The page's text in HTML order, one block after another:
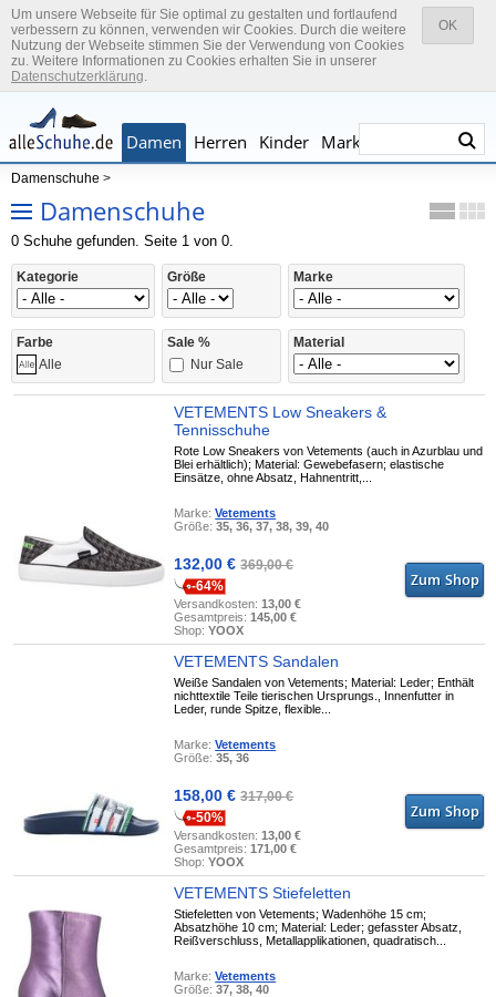
OK
Um unsere Webseite für Sie optimal zu gestalten und fortlaufend
verbessern zu können, verwenden wir Cookies. Durch die weitere
Nutzung der Webseite stimmen Sie der Verwendung von Cookies
zu. Weitere Informationen zu Cookies erhalten Sie in unserer
Datenschutzerklärung.
Damen Herren Kinder Marken
Damenschuhe >
Damenschuhe
0 Schuhe gefunden. Seite 1 von 0.
Kategorie Größe Marke
Farbe
Alle
Sale %
Nur Sale
Material
VETEMENTS Low Sneakers &
Tennisschuhe
Rote Low Sneakers von Vetements (auch in Azurblau und
Blei erhältlich); Material: Gewebefasern; elastische
Einsätze, ohne Absatz, Hahnentritt,...
Marke:Vetements
Größe:35, 36, 37, 38, 39, 40
132,00 €369,00 €
-64%
Versandkosten:13,00 €
Gesamtpreis:145,00 €
Shop:YOOX
VETEMENTS Sandalen
Weiße Sandalen von Vetements; Material: Leder; Enthält
nichttextile Teile tierischen Ursprungs., Innenfutter in
Leder, runde Spitze, flexible...
Marke:Vetements
Größe:35, 36
158,00 €317,00 €
-50%
Versandkosten:13,00 €
Gesamtpreis:171,00 €
Shop:YOOX
VETEMENTS Stiefeletten
Stiefeletten von Vetements; Wadenhöhe 15 cm;
Absatzhöhe 10 cm; Material: Leder; gefasster Absatz,
Reißverschluss, Metallapplikationen, quadratisch...
Marke:Vetements
Größe:37, 38, 40